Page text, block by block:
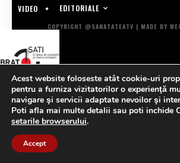
VIDEO
EDITORIALE
COPYRIGHT @SANATATEATV | MADE BY
Acest website foloseste atât cookie-uri
pentru a furniza vizitatorilor o experienţă
navigare şi servicii adaptate nevoilor şi
Poti afla mai multe detalii sau poti inchide
setarile browserului.
Accept